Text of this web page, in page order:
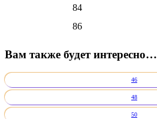
84
86
Вам также будет интересно…
46
48
50